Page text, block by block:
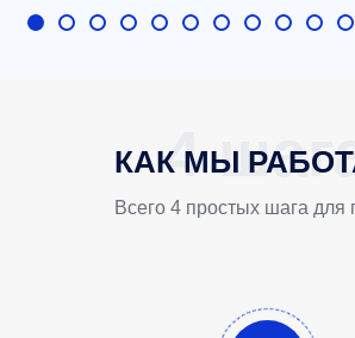
КАК МЫ
Всего 4 простых шага для